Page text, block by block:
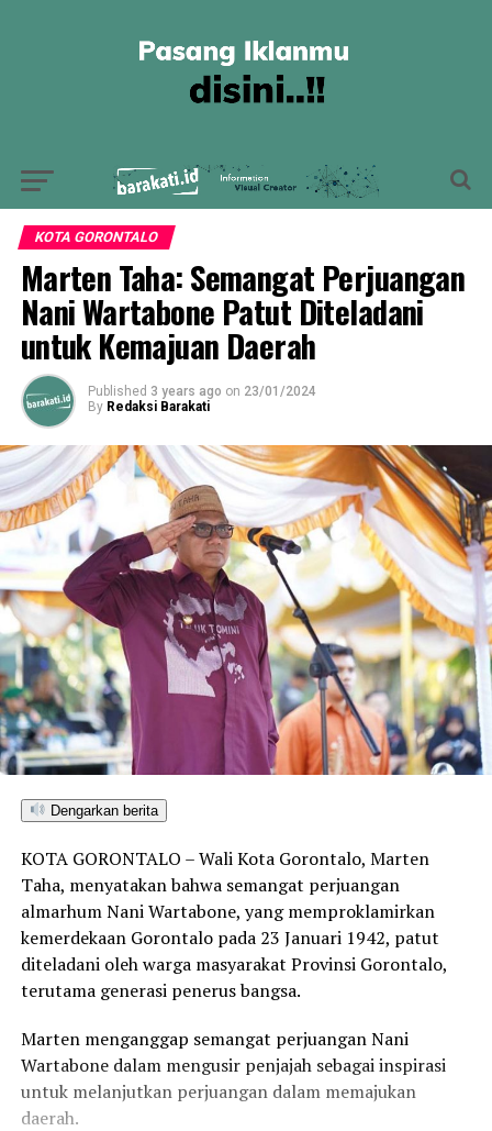
KOTA GORONTALO
Marten Taha: Semangat Perjuangan
Nani Wartabone Patut Diteladani
untuk Kemajuan Daerah
Published 3 years ago on 23/01/2024
By Redaksi Barakati
Dengarkan berita
KOTA GORONTALO – Wali Kota Gorontalo, Marten
Taha, menyatakan bahwa semangat perjuangan
almarhum Nani Wartabone, yang memproklamirkan
kemerdekaan Gorontalo pada 23 Januari 1942, patut
diteladani oleh warga masyarakat Provinsi Gorontalo,
terutama generasi penerus bangsa.
Marten menganggap semangat perjuangan Nani
Wartabone dalam mengusir penjajah sebagai inspirasi
untuk melanjutkan perjuangan dalam memajukan
daerah.